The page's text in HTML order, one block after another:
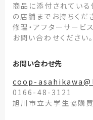
商品に添付されてい
の店舗までお持ちくだ
修理・アフターサービ
お問い合わせください。
お問い合わせ先
coop-
0166-48-3121
旭川市立大学生協購